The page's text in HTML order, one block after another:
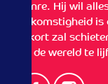
genre. Hij wil
bijkomstigheid
tekort zal
hij de wereld te